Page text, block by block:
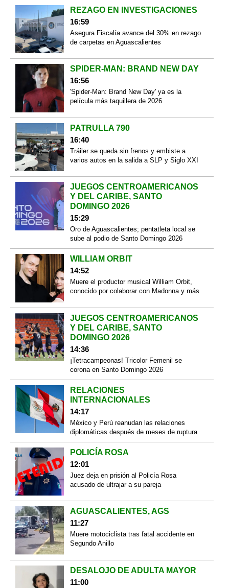
REZAGO EN INVESTIGACIONES
16:59
Asegura Fiscalía avance del 30% en rezago
de carpetas en Aguascalientes
SPIDER-MAN: BRAND NEW DAY
16:56
'Spider-Man: Brand New Day' ya es la
película más taquillera de 2026
PATRULLA 790
16:40
Tráiler se queda sin frenos y embiste a
varios autos en la salida a SLP y Siglo XXI
JUEGOS CENTROAMERICANOS
Y DEL CARIBE, SANTO
DOMINGO 2026
15:29
Oro de Aguascalientes; pentatleta local se
sube al podio de Santo Domingo 2026
WILLIAM ORBIT
14:52
Muere el productor musical William Orbit,
conocido por colaborar con Madonna y más
JUEGOS CENTROAMERICANOS
Y DEL CARIBE, SANTO
DOMINGO 2026
14:36
¡Tetracampeonas! Tricolor Femenil se
corona en Santo Domingo 2026
RELACIONES
INTERNACIONALES
14:17
México y Perú reanudan las relaciones
diplomáticas después de meses de ruptura
POLICÍA ROSA
12:01
Juez deja en prisión al Policía Rosa
acusado de ultrajar a su pareja
AGUASCALIENTES, AGS
11:27
Muere motociclista tras fatal accidente en
Segundo Anillo
DESALOJO DE ADULTA MAYOR
11:00